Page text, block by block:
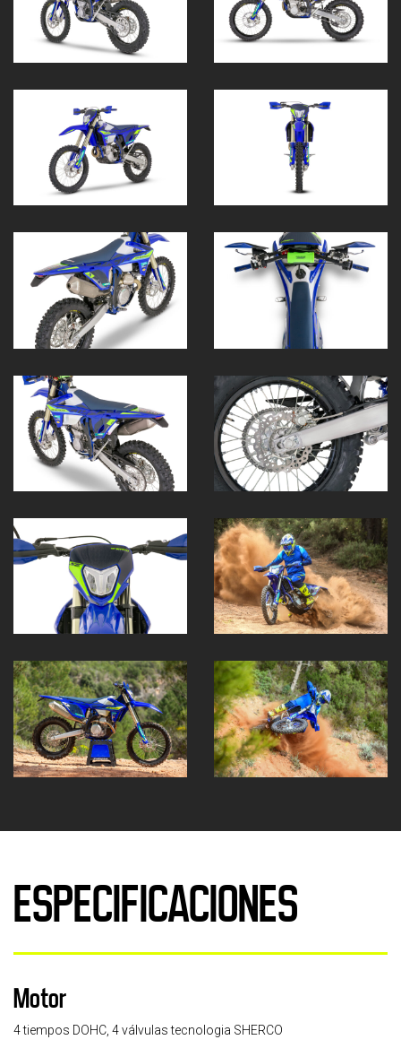
ESPECIFICACIONES
Motor
4 tiempos DOHC, 4 válvulas tecnologia SHERCO